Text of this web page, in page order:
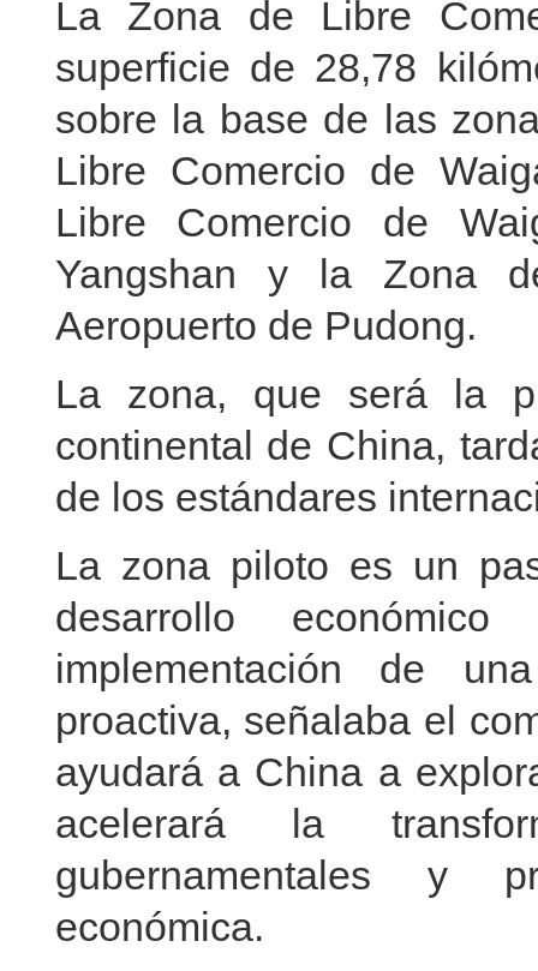
La Zona de Libre
superficie de 28,78
sobre la base de las
Libre Comercio de
Libre Comercio de
Yangshan y la Zona
Aeropuerto de Pudong.
La zona, que será la
continental de China,
de los estándares
La zona piloto es un
desarrollo
implementación de
proactiva, señalaba el
ayudará a China a
acelerará la
gubernamentales y
económica.